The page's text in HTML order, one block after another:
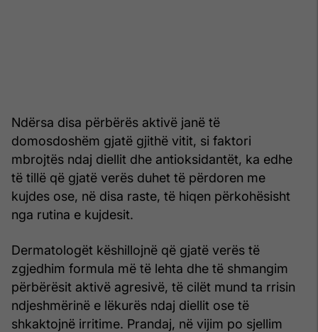
Ndërsa disa përbërës aktivë janë të
domosdoshëm gjatë gjithë vitit, si faktori
mbrojtës ndaj diellit dhe antioksidantët, ka edhe
të tillë që gjatë verës duhet të përdoren me
kujdes ose, në disa raste, të hiqen përkohësisht
nga rutina e kujdesit.
Dermatologët këshillojnë që gjatë verës të
zgjedhim formula më të lehta dhe të shmangim
përbërësit aktivë agresivë, të cilët mund ta rrisin
ndjeshmërinë e lëkurës ndaj diellit ose të
shkaktojnë irritime. Prandaj, në vijim po sjellim